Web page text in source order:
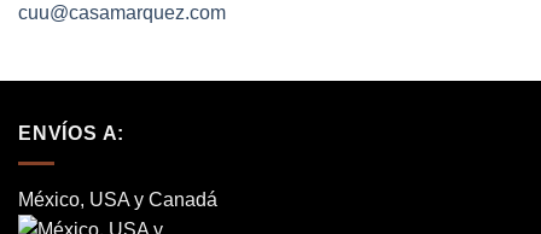
cuu@casamarquez.com
ENVÍOS A:
México, USA y Canadá